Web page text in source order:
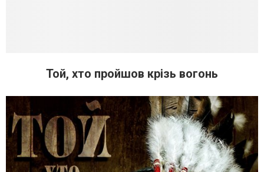
Той, хто пройшов крізь вогонь